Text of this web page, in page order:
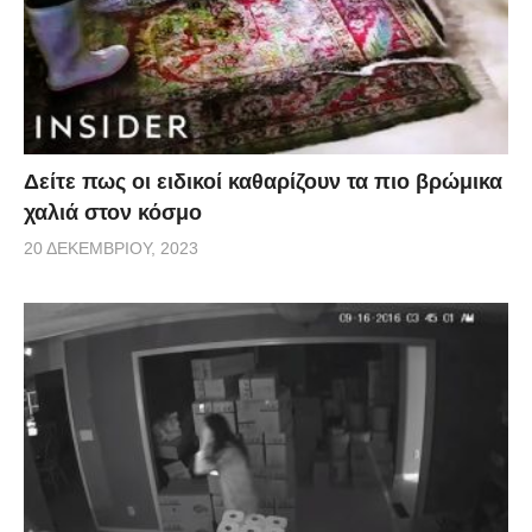
Δείτε πως οι ειδικοί καθαρίζουν τα πιο βρώμικα
χαλιά στον κόσμο
20 ΔΕΚΕΜΒΡΊΟΥ, 2023